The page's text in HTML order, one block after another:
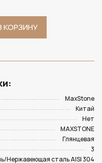
КОРЗИНУ
MaxStone
Китай
Нет
MAXSTONE
Глянцевая
3
Нержавеющая сталь AISI 304